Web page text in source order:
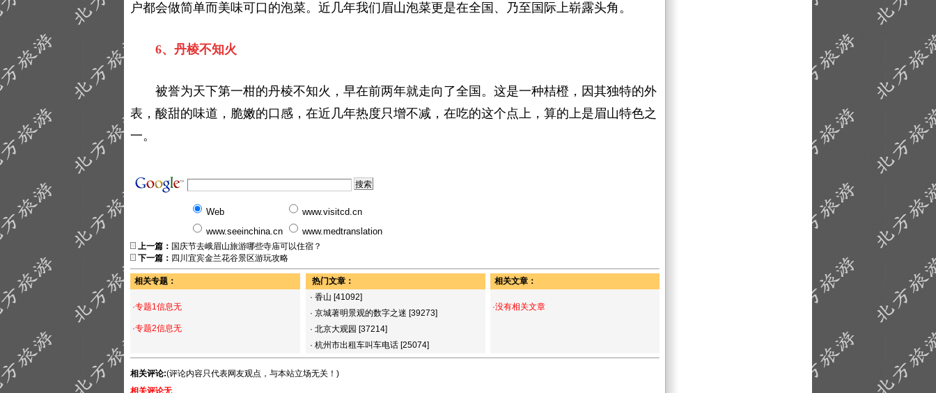
户都会做简单而美味可口的泡菜。近几年我们眉山泡菜更是在全国、乃至国际上崭露头角。
6、丹棱不知火
被誉为天下第一柑的丹棱不知火，早在前两年就走向了全国。这是一种桔橙，因其独特的外
表，酸甜的味道，脆嫩的口感，在近几年热度只增不减，在吃的这个点上，算的上是眉山特色之
一。
Web
www.visitcd.cn
www.seeinchina.cn
www.medtranslation
上一篇： 国庆节去峨眉山旅游哪些寺庙可以住宿？
下一篇： 四川宜宾金兰花谷景区游玩攻略
相关专题：
·专题1信息无
·专题2信息无
热门文章：
· 香山 [41092]
· 京城著明景观的数字之迷 [39273]
· 北京大观园 [37214]
· 杭州市出租车叫车电话 [25074]
相关文章：
·没有相关文章
相关评论:(评论内容只代表网友观点，与本站立场无关！)
相关评论无